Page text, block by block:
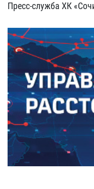
Пресс-служба ХК